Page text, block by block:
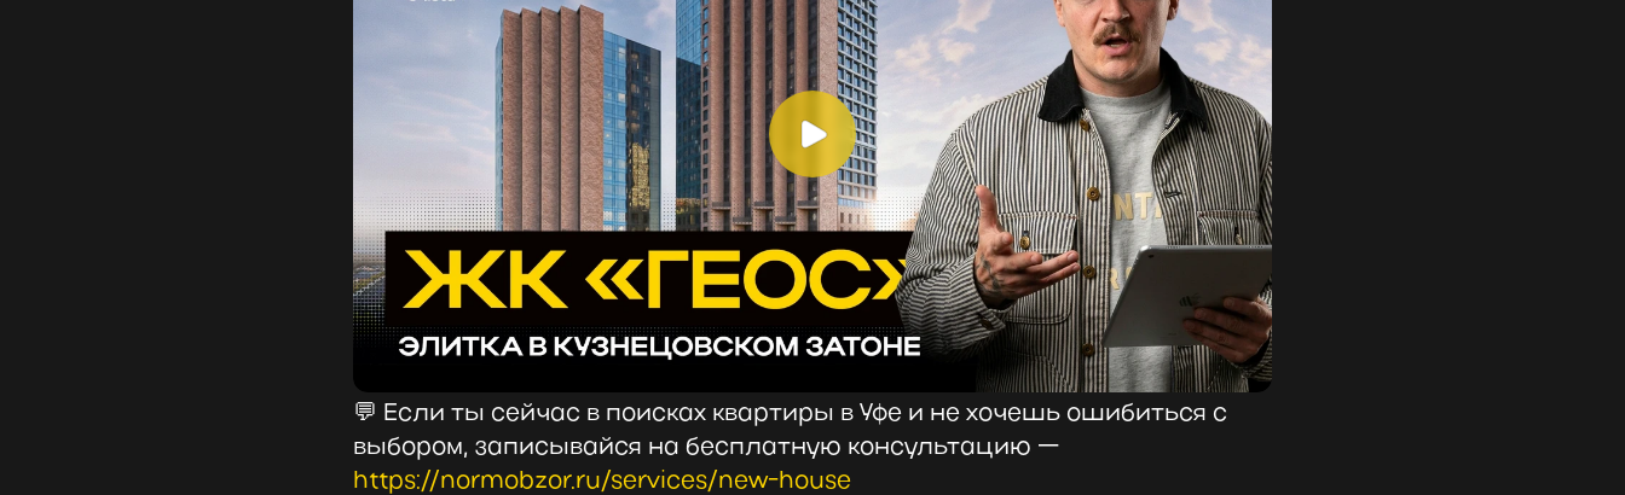
💬 Если ты сейчас в поисках квартиры в Уфе и не хочешь ошибиться с
выбором, записывайся на бесплатную консультацию —
https://normobzor.ru/services/new-house